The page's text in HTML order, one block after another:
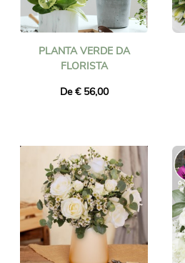
PLANTA VERDE DA
FLORISTA
De € 56,00